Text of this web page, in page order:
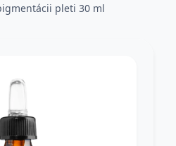
pleti 30 ml